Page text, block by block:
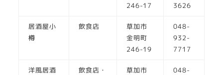
246-17
3626
居酒屋小
樽
飲食店
草加市
金明町
246-19
048-
932-
7717
洋風居酒
飲食店・
草加市
048-